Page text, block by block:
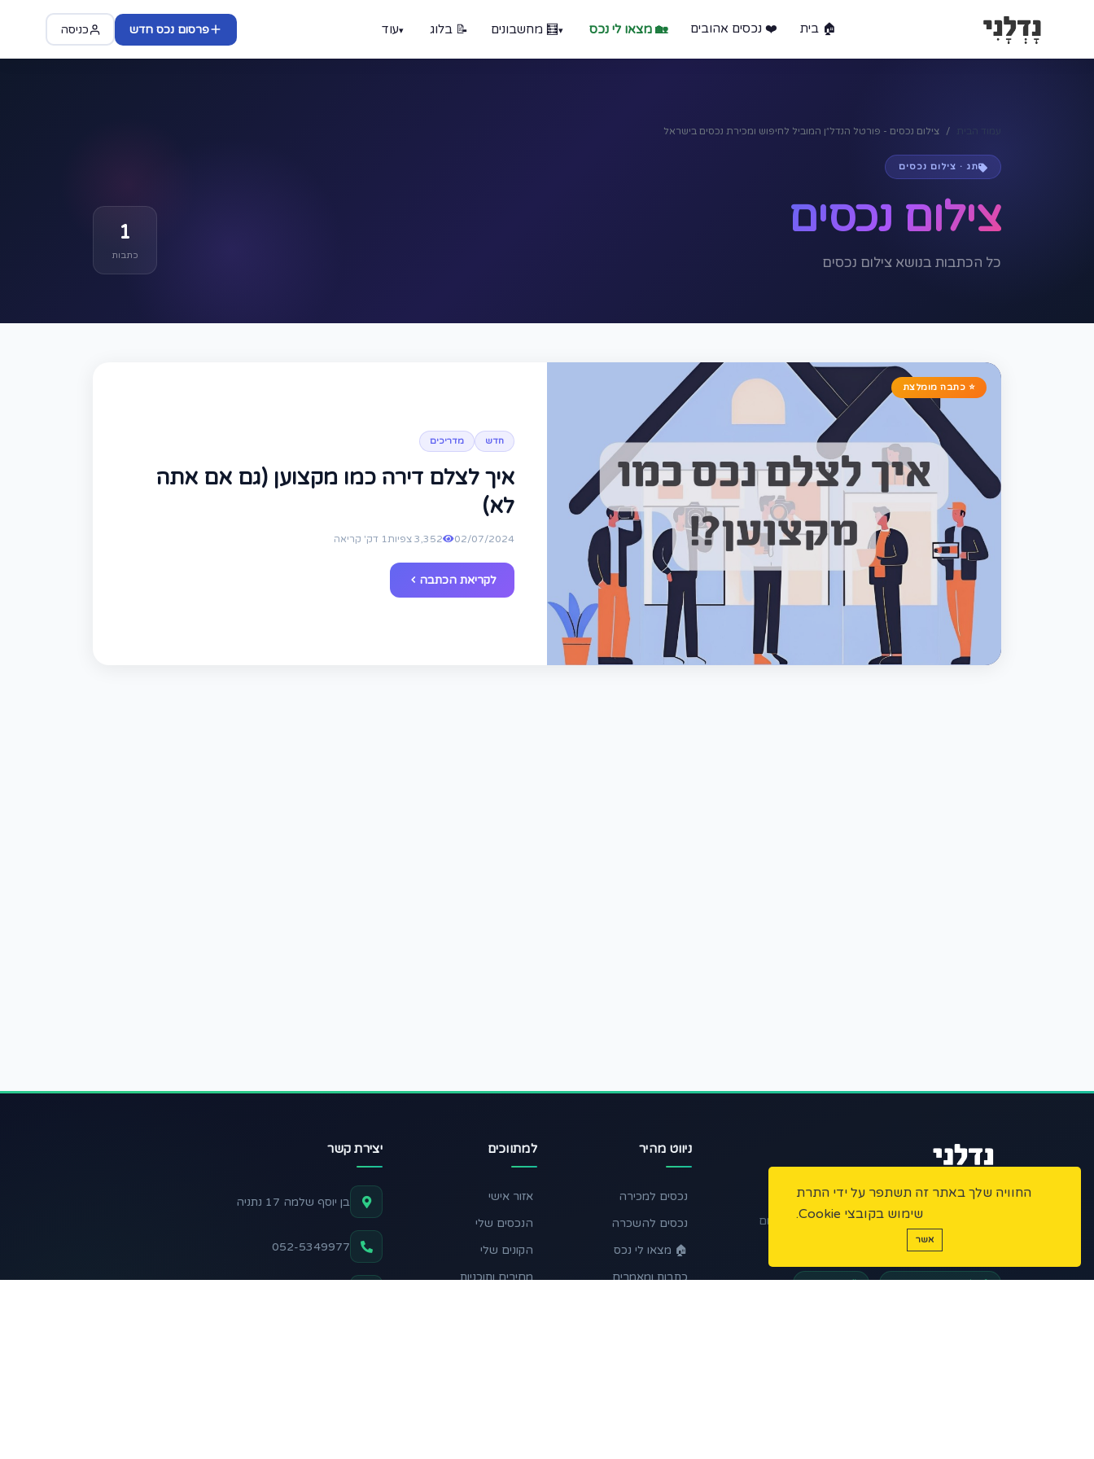
🏠 בית ❤️ נכסים אהובים 🏡 מצאו לי נכס 🧮 מחשבונים 📝 בלוג עוד פרסום נכס חדש כניסה
צילום נכסים - פורטל הנדל״ן המוביל לחיפוש ומכירת נכסים בישראל
תג · צילום נכסים
צילום נכסים
כל הכתבות בנושא צילום נכסים
1
כתבות
⭐ כתבה מומלצת
חדש מדריכים
איך לצלם דירה כמו מקצוען (גם אם אתה
לא)
02/07/2024 3,352 צפיות 1 דק' קריאה
לקריאת הכתבה
הפלטפורמה המתקדמת למתווכי נדל"ן בישראל.
ניהול נכסים, שיווק דיגיטלי ואוטומציות – הכל במקום
פלטפורמה מאובטחת מורשי תיווך
ניווט מהיר
נכסים למכירה
נכסים להשכרה
🏠 מצאו לי נכס
כתבות ומאמרים
למתווכים
אזור אישי
הנכסים שלי
הקונים שלי
מחירים ותוכניות
יצירת קשר
בן יוסף שלמה 17 נתניה
052-5349977
החוויה שלך באתר זה תשתפר על ידי התרת
שימוש בקובצי Cookie.
אשר